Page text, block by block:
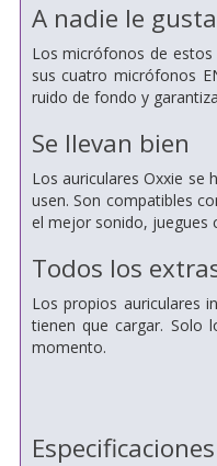
A nadie le
Los micrófonos de
sus cuatro micrófonos
ruido de fondo y
Se llevan bien
Los auriculares Oxxie se
usen. Son compatibles
el mejor sonido, juegues
Todos los
Los propios auriculares
tienen que cargar. Solo
momento.
Especificaciones